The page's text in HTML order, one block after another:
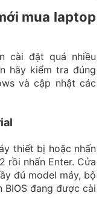
mua laptop
cài đặt quá nhiều
hãy kiểm tra đúng
và cập nhật các
thiết bị hoặc nhấn
rồi nhấn Enter. Cửa
đủ model máy, bộ
BIOS đang được cài